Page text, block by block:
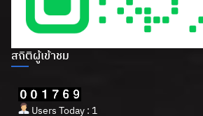
สถิติผู้เข้าชม
Users Today : 1